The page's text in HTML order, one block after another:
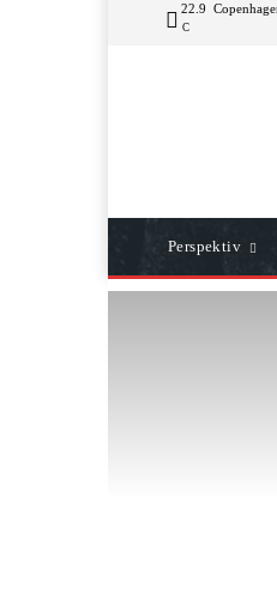
22.9
C
Perspektiv